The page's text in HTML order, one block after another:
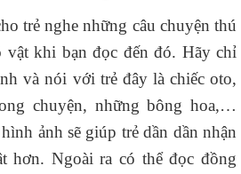
trẻ nghe những câu chuyện thú
khi bạn đọc đến đó. Hãy chỉ
và nói với trẻ đây là chiếc oto,
chuyện, những bông hoa,…
ảnh sẽ giúp trẻ dần dần nhận
hơn. Ngoài ra có thể đọc đồng